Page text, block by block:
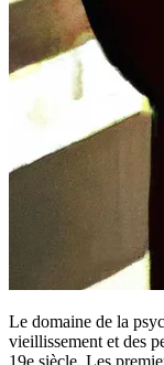
Le domaine de la
vieillissement et des
19e siècle. Les